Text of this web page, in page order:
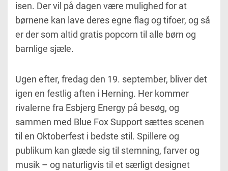
isen. Der vil på dagen være mulighed for at
børnene kan lave deres egne flag og tifoer, og så
er der som altid gratis popcorn til alle børn og
barnlige sjæle.
Ugen efter, fredag den 19. september, bliver det
igen en festlig aften i Herning. Her kommer
rivalerne fra Esbjerg Energy på besøg, og
sammen med Blue Fox Support sættes scenen
til en Oktoberfest i bedste stil. Spillere og
publikum kan glæde sig til stemning, farver og
musik – og naturligvis til et særligt designet